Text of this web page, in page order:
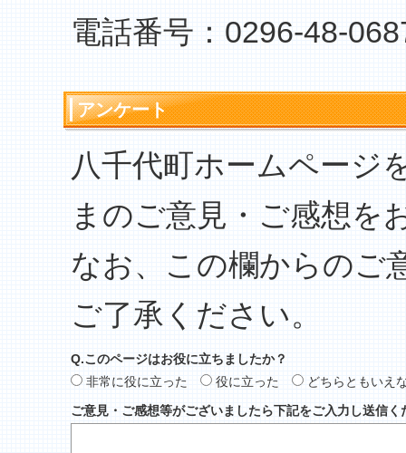
電話番号：0296-48-
アンケート
八千代町ホームページ
まのご意見・ご感想を
なお、この欄からのご
ご了承ください。
Q.このページはお役に立ちましたか？
非常に役に立った
役に立った
どちらともいえ
ご意見・ご感想等がございましたら下記をご入力し送信く